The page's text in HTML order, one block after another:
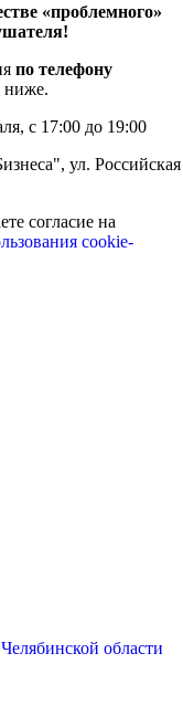
«проблемного»
по телефону
ниже.
с 17:00 до 19:00
ул. Российская
согласие на
cookie-
области